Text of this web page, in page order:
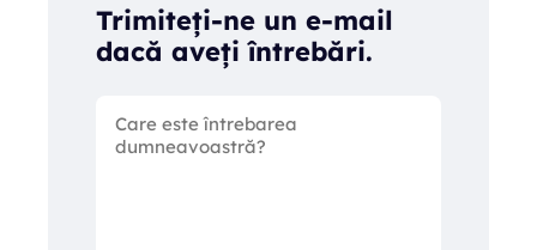
Trimiteți-ne un e-mail
dacă aveți întrebări.